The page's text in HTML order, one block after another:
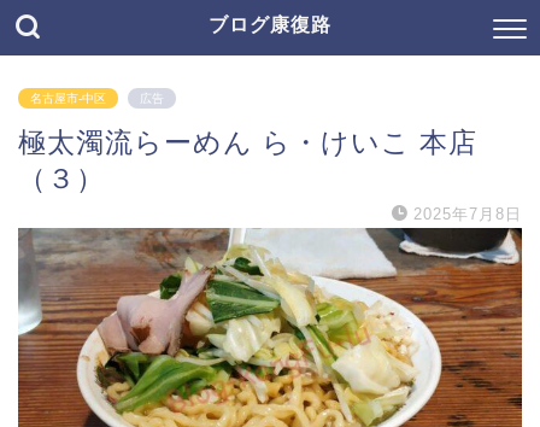
ブログ康復路
名古屋市-中区 広告
極太濁流らーめん ら・けいこ 本店
（３）
2025年7月8日